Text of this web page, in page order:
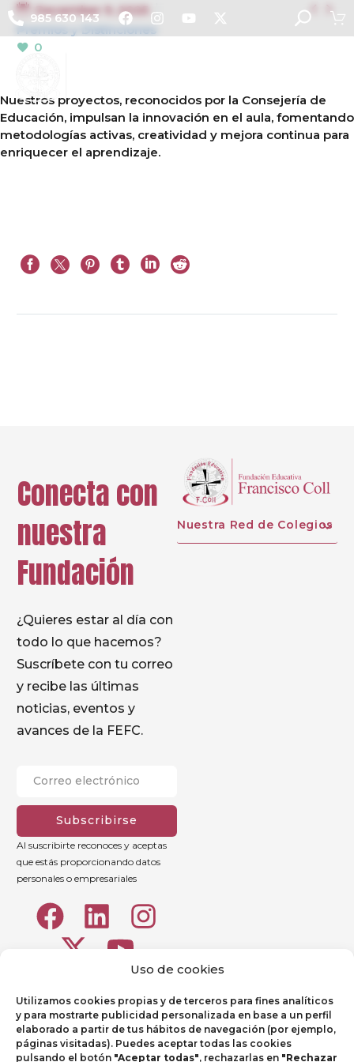
Uso de cookies
Utilizamos cookies propias y de terceros para fines analíticos
y para mostrarte publicidad personalizada en base a un perfil
elaborado a partir de tus hábitos de navegación (por ejemplo,
páginas visitadas). Puedes aceptar todas las cookies
pulsando el botón "Aceptar todas", rechazarlas en "Rechazar
985 630 143  
December 9, 2025
Premios y Distinciones
0
Nuestros proyectos, reconocidos por la Consejería de
Educación, impulsan la innovación en el aula, fomentando
metodologías activas, creatividad y mejora continua para
enriquecer el aprendizaje.
Conecta con
nuestra
Fundación
¿Quieres estar al día con
todo lo que hacemos?
Suscríbete con tu correo
y recibe las últimas
noticias, eventos y
avances de la FEFC.
Subscribirse
Al suscribirte reconoces y aceptas
que estás proporcionando datos
personales o empresariales
Nuestra Red de Colegios